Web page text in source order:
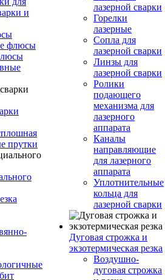
и
флюсы
прутки
лазерной сварки
Горелки
лазерные
Сопла для
лазерной сварки
Линзы для
лазерной сварки
Ролики
подающего
механизма для
лазерного
аппарата
Каналы
направляющие
для лазерного
аппарата
Уплотнительные
кольца для
лазерной сварки
Дуговая строжка и
экзотермическая резка
Воздушно-
дуговая строжка